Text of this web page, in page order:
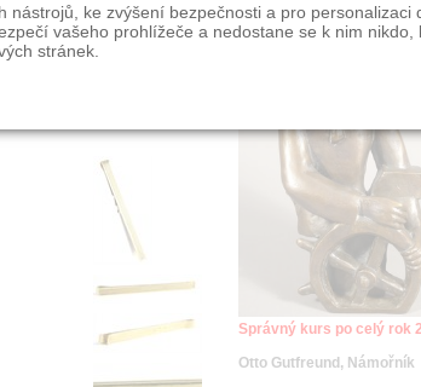
Správný kurs po celý rok
Otto Gutfreund, Námořník
ke zvýšení bezpečnosti a pro personalizaci
vašeho prohlížeče a nedostane se k nim nikdo,
stránek.